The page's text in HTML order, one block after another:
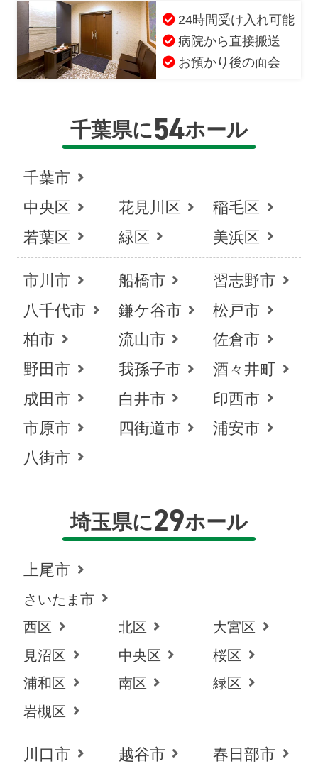
24時間受け入れ可能
病院から直接搬送
お預かり後の面会
千葉県に54ホール
千葉市
中央区
花見川区
稲毛区
若葉区
緑区 美浜区
市川市 船橋市
習志野市
八千代市
鎌ケ谷市
松戸市
柏市
流山市
佐倉市
野田市
我孫子市
酒々井町
成田市
白井市
印西市
市原市
四街道市
浦安市
八街市
埼玉県に29ホール
上尾市
さいたま市
西区
北区
大宮区
見沼区
中央区
桜区
浦和区
南区
緑区
岩槻区
川口市 越谷市 春日部市
お得な会員価格!